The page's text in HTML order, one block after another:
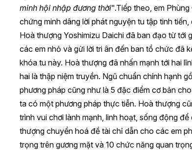
minh hội nhập đương thời".Tiếp theo, em
chứng minh dâng lời phát nguyện tu tập tinh
Hoà thượng Yoshimizu Daichi đã ban đạo từ tới
các em nhỏ và gửi lời tri ân đến ban tổ chức đã
khóa tu này. Hoà thượng đã nhấn mạnh tới hai
hai là thập niệm truyền. Ngũ chuẩn chính hạnh
phương pháp cũng như là 5 đặc điểm cơ bản
ta có một phương pháp thực tiễn. Hoà thượng
trình vui chơi lành mạnh, linh hoạt, sống động
thượng chuyển hoá đề tài chỉ dẫn cho các em
trọng trên gương mặt và 10 chức năng quan